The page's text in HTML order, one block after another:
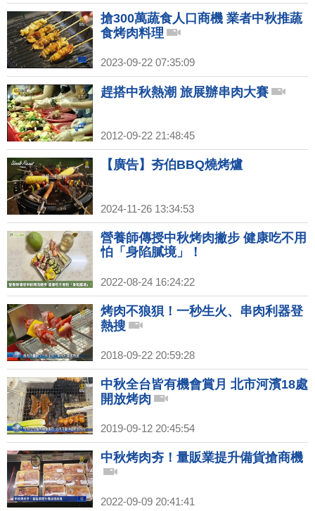
搶300萬蔬食人口商機 業者中秋推蔬
食烤肉料理
2023-09-22 07:35:09
趕搭中秋熱潮 旅展辦串肉大賽
2012-09-22 21:48:45
【廣告】夯伯BBQ燒烤爐
2024-11-26 13:34:53
營養師傳授中秋烤肉撇步 健康吃不用
怕「身陷膩境」！
2022-08-24 16:24:22
烤肉不狼狽！一秒生火、串肉利器登
熱搜
2018-09-22 20:59:28
中秋全台皆有機會賞月 北市河濱18處
開放烤肉
2019-09-12 20:45:54
中秋烤肉夯！量販業提升備貨搶商機
2022-09-09 20:41:41